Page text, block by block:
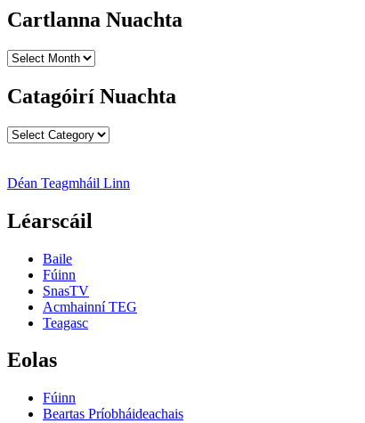
Cartlanna Nuachta
Cartlanna
Catagóirí Nuachta
Catagóirí
Déan Teagmháil Linn
Léarscáil
Baile
Fúinn
SnasTV
Acmhainní TEG
Teagasc
Eolas
Fúinn
Beartas Príobháideachais